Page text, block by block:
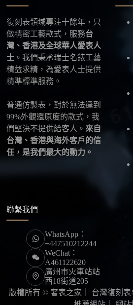
五、海外寄送說明
本店支援寄送至香港、澳門、台
外地區，運費會依照目的地與物
服在出貨前會跟您確認清楚。
最後：喜歡就別拖太久，有
限，早一步確認，就能早
復刻表領域專注十餘年，只
做精密工藝款式，服務台
灣、香港及全球華人愛表人
士 。我們秉承瑞士名錶工藝
精益求精，為愛表人士提供
精準標準服務。
普通仿製表，對於無法達到
99%外觀還原度的款式，我
們堅決不提供給客人。 來自
台灣、香港與海外客戶的信
任，是我們最大的動力。
聯繫我們
WhatsApp：
+447510212244
WeChat：
A461122620
廣州市火車站站
西18街道205
版權所有 © 奢表之家｜ 台灣復刻表